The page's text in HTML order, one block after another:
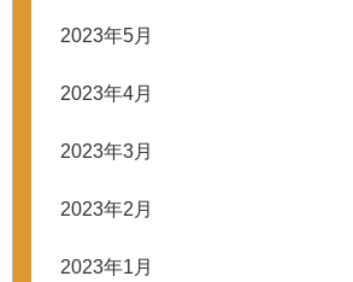
2023年5月
2023年4月
2023年3月
2023年2月
2023年1月